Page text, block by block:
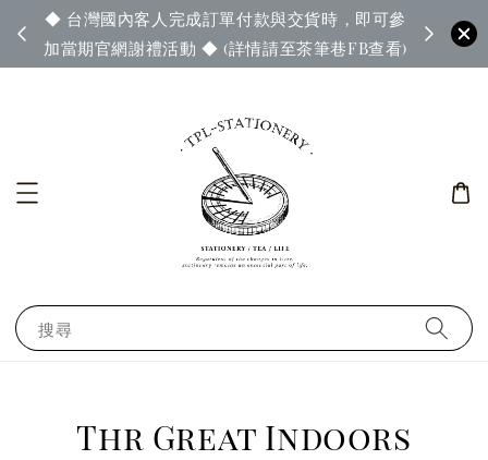
◆ 台灣國內客人完成訂單付款與交貨時，即可參
加當期官網謝禮活動 ◆ (詳情請至茶筆巷FB查看)
◆ 官
搜尋
Thr Great Indoors